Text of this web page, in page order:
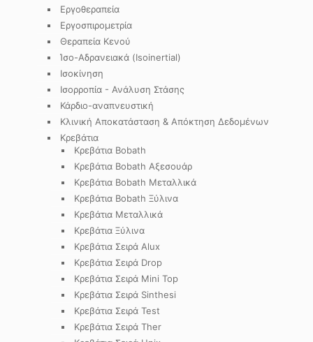
Εργοθεραπεία
Εργοσπιρομετρία
Θεραπεία Κενού
Ίσο-Αδρανειακά (Isoinertial)
Ισοκίνηση
Ισορροπία - Ανάλυση Στάσης
Κάρδιο-αναπνευστική
Κλινική Αποκατάσταση & Απόκτηση Δεδομένων
Κρεβάτια
Κρεβάτια Bobath
Κρεβάτια Bobath Αξεσουάρ
Κρεβάτια Bobath Μεταλλικά
Κρεβάτια Bobath Ξύλινα
Κρεβάτια Μεταλλικά
Κρεβάτια Ξύλινα
Κρεβάτια Σειρά Alux
Κρεβάτια Σειρά Drop
Κρεβάτια Σειρά Mini Top
Κρεβάτια Σειρά Sinthesi
Κρεβάτια Σειρά Test
Κρεβάτια Σειρά Ther